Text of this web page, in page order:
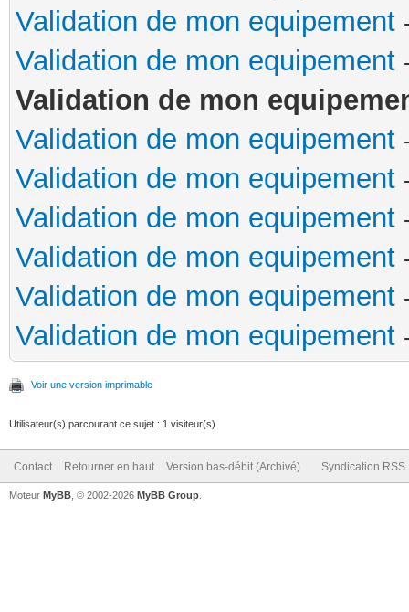
Validation de mon equipement
Validation de mon equipement
Validation de mon
Validation de mon equipement
Validation de mon equipement
Validation de mon equipement
Validation de mon equipement
Validation de mon equipement
Validation de mon equipement
Voir une version imprimable
Utilisateur(s) parcourant ce sujet : 1 visiteur(s)
Contact Retourner en haut Version bas-débit (Archivé) Syndication RSS
Moteur MyBB , © 2002-2026 MyBB Group